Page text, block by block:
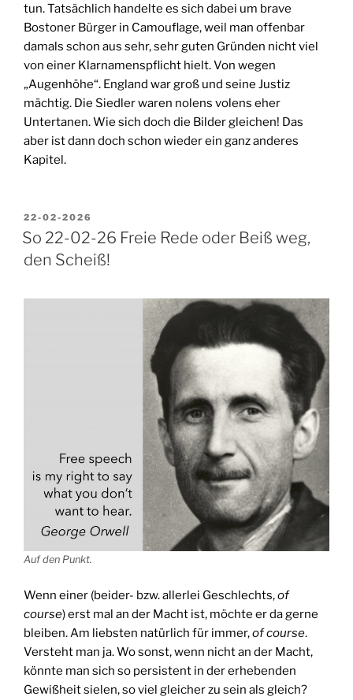
tun. Tatsächlich handelte es sich dabei um brave
Bostoner Bürger in Camouflage, weil man offenbar
damals schon aus sehr, sehr guten Gründen nicht viel
von einer Klarnamenspflicht hielt. Von wegen
„Augenhöhe“. England war groß und seine Justiz
mächtig. Die Siedler waren nolens volens eher
Untertanen. Wie sich doch die Bilder gleichen! Das
aber ist dann doch schon wieder ein ganz anderes
Kapitel.
VERÖFFENTLICHT
AM
22-02-2026
So 22-02-26 Freie Rede oder Beiß weg,
den Scheiß!
Auf den Punkt.
Wenn einer (beider- bzw. allerlei Geschlechts,of
course) erst mal an der Macht ist, möchte er da gerne
bleiben. Am liebsten natürlich für immer,of course.
Versteht man ja. Wo sonst, wenn nicht an der Macht,
könnte man sich so persistent in der erhebenden
Gewißheit sielen, so viel gleicher zu sein als gleich?